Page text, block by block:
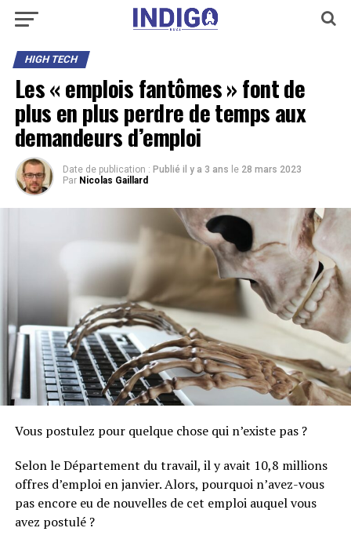
HIGH TECH
Les « emplois fantômes » font de
plus en plus perdre de temps aux
demandeurs d’emploi
Date de publication : Publié il y a 3 ans le 28 mars 2023
Par Nicolas Gaillard
Vous postulez pour quelque chose qui n’existe pas ?
Selon le Département du travail, il y avait 10,8 millions
offres d’emploi en janvier. Alors, pourquoi n’avez-vous
pas encore eu de nouvelles de cet emploi auquel vous
avez postulé ?